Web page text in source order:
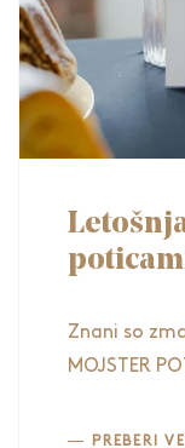
kraljice
Znani so
MOJSTER
PREBERI